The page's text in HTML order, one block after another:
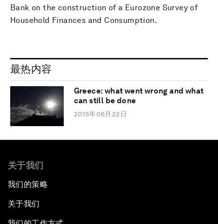
Bank on the construction of a Eurozone Survey of
Household Finances and Consumption.
最热内容
Greece: what went wrong and what
can still be done
2015年06月22日
关于我们
我们的策略
关于我们